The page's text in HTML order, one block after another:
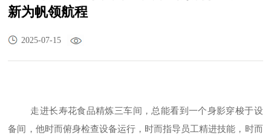
新为帆领航程
2025-07-15
走进长寿花食品精炼三车间，总能看到一个身影穿梭于设
备间，他时而俯身检查设备运行，时而指导员工精进技能，时而